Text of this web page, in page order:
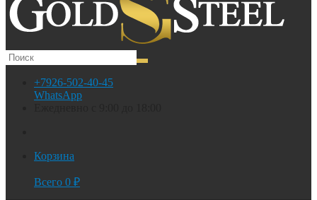
+7926-502-40-45
WhatsApp
Корзина
Всего 0 ₽